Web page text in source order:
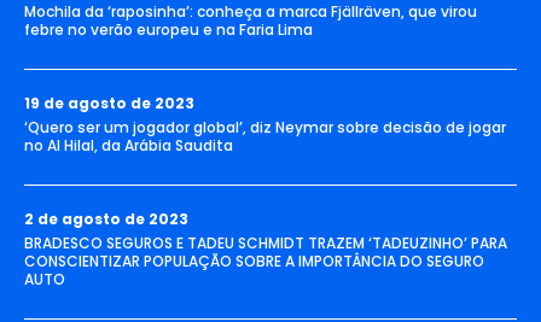
Mochila da ‘raposinha’: conheça a marca Fjällräven, que virou
febre no verão europeu e na Faria Lima
19 de agosto de 2023
‘Quero ser um jogador global’, diz Neymar sobre decisão de jogar
no Al Hilal, da Arábia Saudita
2 de agosto de 2023
BRADESCO SEGUROS E TADEU SCHMIDT TRAZEM ‘TADEUZINHO’ PARA
CONSCIENTIZAR POPULAÇÃO SOBRE A IMPORTÂNCIA DO SEGURO
AUTO